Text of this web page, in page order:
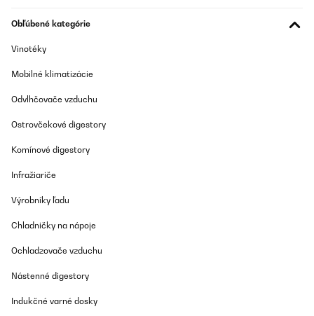
A funcționat bine in primul an. Când să îl pun la treabă în iulie
Nu mai baga aer rece. Surpriza mare a fist că trebuie să îl
posibilitatea să rezolvi local cu garanția. O mare problema.
Aleca
Amazon-Benutzer
Obľúbené kategórie
Vinotéky
Mobilné klimatizácie
Odvlhčovače vzduchu
Ostrovčekové digestory
Komínové digestory
Infražiariče
Výrobníky ľadu
Chladničky na nápoje
Ochladzovače vzduchu
Nástenné digestory
Indukčné varné dosky